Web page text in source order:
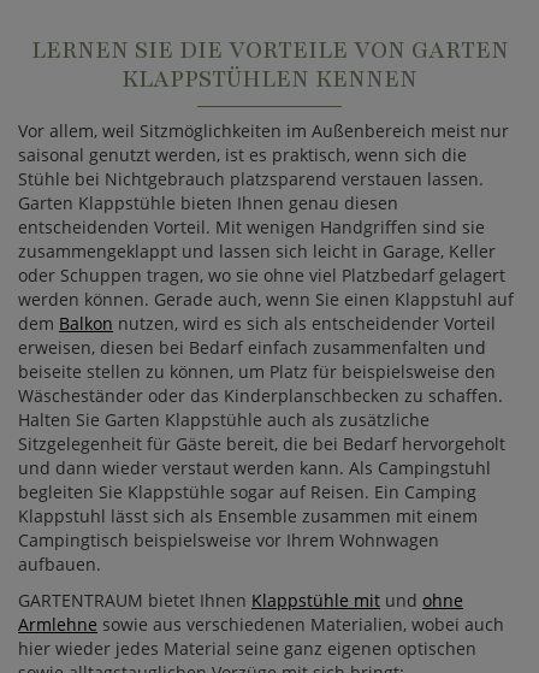
LERNEN SIE DIE VORTEILE VON GARTEN
KLAPPSTÜHLEN KENNEN
Vor allem, weil Sitzmöglichkeiten im Außenbereich meist nur
saisonal genutzt werden, ist es praktisch, wenn sich die
Stühle bei Nichtgebrauch platzsparend verstauen lassen.
Garten Klappstühle bieten Ihnen genau diesen
entscheidenden Vorteil. Mit wenigen Handgriffen sind sie
zusammengeklappt und lassen sich leicht in Garage, Keller
oder Schuppen tragen, wo sie ohne viel Platzbedarf gelagert
werden können. Gerade auch, wenn Sie einen Klappstuhl auf
dem Balkon nutzen, wird es sich als entscheidender Vorteil
erweisen, diesen bei Bedarf einfach zusammenfalten und
beiseite stellen zu können, um Platz für beispielsweise den
Wäscheständer oder das Kinderplanschbecken zu schaffen.
Halten Sie Garten Klappstühle auch als zusätzliche
Sitzgelegenheit für Gäste bereit, die bei Bedarf hervorgeholt
und dann wieder verstaut werden kann. Als Campingstuhl
begleiten Sie Klappstühle sogar auf Reisen. Ein Camping
Klappstuhl lässt sich als Ensemble zusammen mit einem
Campingtisch beispielsweise vor Ihrem Wohnwagen
aufbauen.
GARTENTRAUM bietet Ihnen Klappstühle mit und ohne
Armlehne sowie aus verschiedenen Materialien, wobei auch
hier wieder jedes Material seine ganz eigenen optischen